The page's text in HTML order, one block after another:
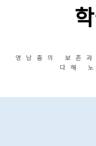
영남춤의 보존
다해